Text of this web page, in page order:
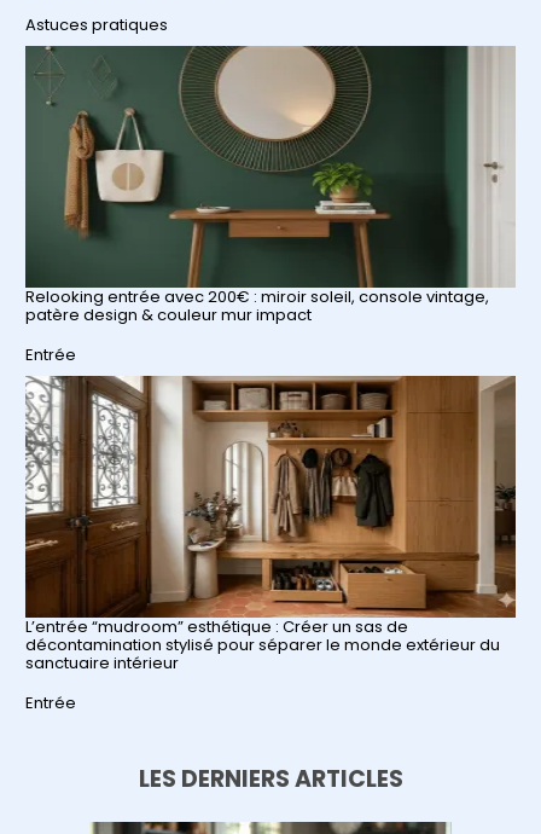
Par rapport à
Astuces pratiques
Relooking entrée avec 200€ : miroir soleil, console vintage,
patère design & couleur mur impact
Par rapport à
Entrée
L’entrée “mudroom” esthétique : Créer un sas de
décontamination stylisé pour séparer le monde extérieur du
sanctuaire intérieur
Par rapport à
Entrée
LES DERNIERS ARTICLES